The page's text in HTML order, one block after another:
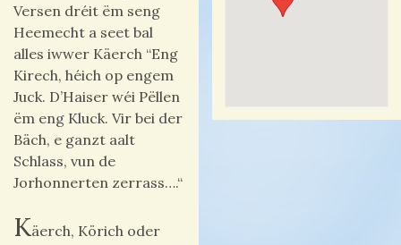
Versen dréit ëm seng
Heemecht a seet bal
alles iwwer Käerch “Eng
Kirech, héich op engem
Juck. D’Haiser wéi Pëllen
ëm eng Kluck. Vir bei der
Bäch, e ganzt aalt
Schlass, vun de
Jorhonnerten zerrass….“
Käerch, Körich oder